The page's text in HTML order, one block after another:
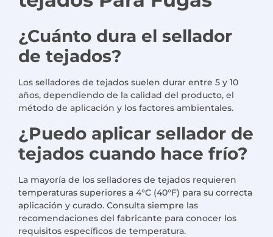
¿Cuánto dura el sellador
de tejados?
Los selladores de tejados suelen durar entre 5 y 10
años, dependiendo de la calidad del producto, el
método de aplicación y los factores ambientales.
¿Puedo aplicar sellador de
tejados cuando hace frío?
La mayoría de los selladores de tejados requieren
temperaturas superiores a 4°C (40°F) para su correcta
aplicación y curado. Consulta siempre las
recomendaciones del fabricante para conocer los
requisitos específicos de temperatura.